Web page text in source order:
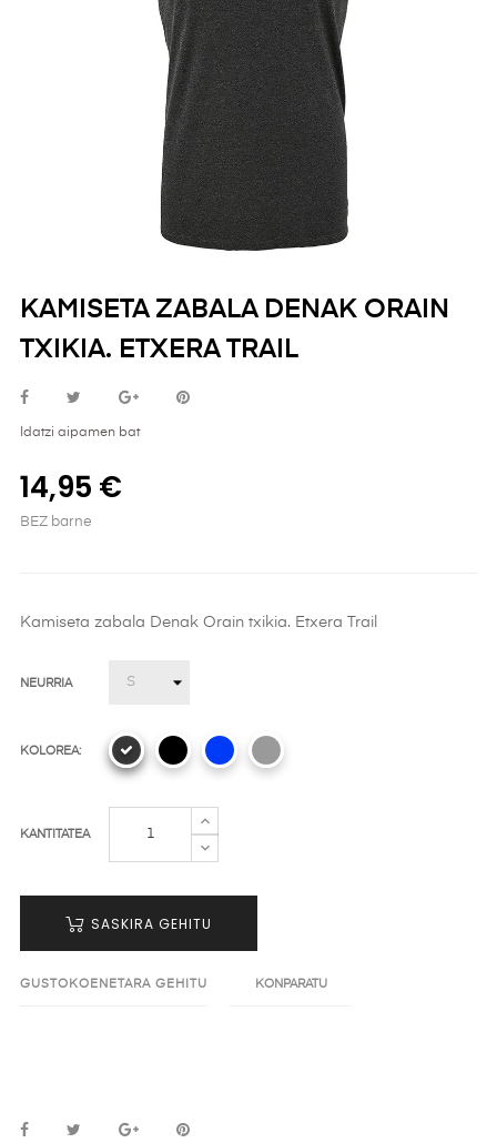
KAMISETA ZABALA DENAK ORAIN
TXIKIA. ETXERA TRAIL
Idatzi aipamen bat
14,95 €
BEZ barne
Kamiseta zabala Denak Orain txikia. Etxera Trail
NEURRIA
KOLOREA:
KANTITATEA
SASKIRA GEHITU
GUSTOKOENETARA GEHITU KONPARATU